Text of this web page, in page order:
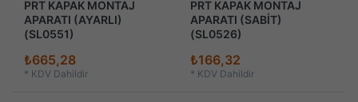
PRT KAPAK MONTAJ
APARATI (AYARLI)
(SL0551)
₺665,28
* KDV Dahildir
PRT KAPAK MONTAJ
APARATI (SABİT)
(SL0526)
₺166,32
* KDV Dahildir